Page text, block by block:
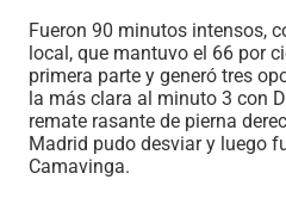
Fueron 90 minutos intensos,
local, que mantuvo el 66 por
primera parte y generó tres
la más clara al minuto 3 con
remate rasante de pierna
Madrid pudo desviar y luego
Camavinga.